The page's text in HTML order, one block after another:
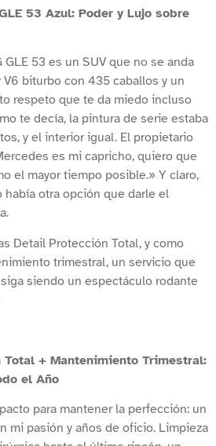
53 Azul: Poder y Lujo sobre
53 es un SUV que no se anda
biturbo con 435 caballos y un
respeto que te da miedo incluso
te decía, la pintura de serie estaba
y el interior igual. El propietario
es mi capricho, quiero que
el mayor tiempo posible.» Y claro,
había otra opción que darle el
Detail Protección Total, y como
trimestral, un servicio que
siendo un espectáculo rodante
Total + Mantenimiento Trimestral:
el Año
para mantener la perfección: un
mi pasión y años de oficio. Limpieza